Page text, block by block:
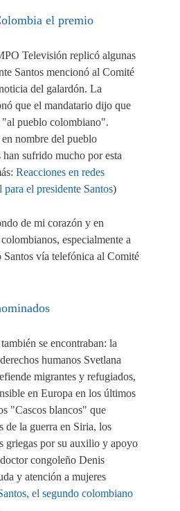
el premio
Televisión replicó algunas
Santos mencionó al Comité
del galardón. La
que el mandatario dijo que
"al pueblo colombiano".
nombre del pueblo
sufrido mucho por esta
Reacciones en redes
el presidente Santos)
de mi corazón y en
especialmente a
Santos vía telefónica al Comité
se encontraban: la
humanos Svetlana
migrantes y refugiados,
en Europa en los últimos
"Cascos blancos" que
de la guerra en Siria, los
griegas por su auxilio y apoyo
congoleño Denis
y atención a mujeres
el segundo colombiano